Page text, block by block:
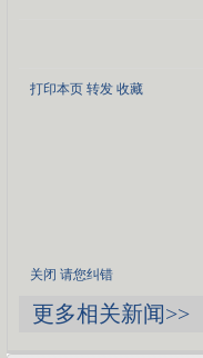
打印本页 转发 收藏
关闭 请您纠错
更多相关新闻>>